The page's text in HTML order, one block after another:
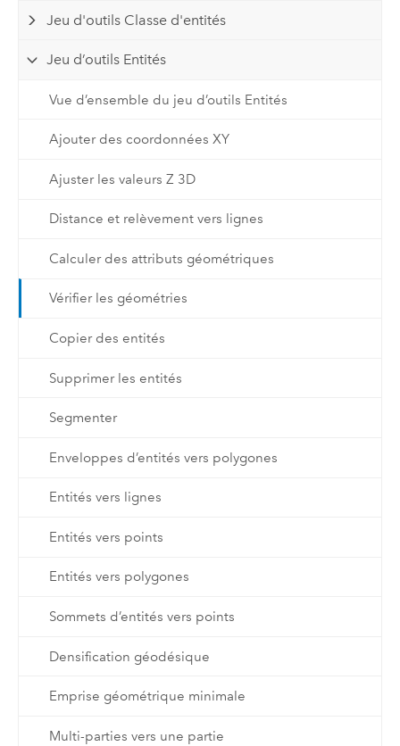
Jeu d'outils Classe d'entités
Jeu d’outils Entités
Vue d’ensemble du jeu d’outils Entités
Ajouter des coordonnées XY
Ajuster les valeurs Z 3D
Distance et relèvement vers lignes
Calculer des attributs géométriques
Vérifier les géométries
Copier des entités
Supprimer les entités
Segmenter
Enveloppes d’entités vers polygones
Entités vers lignes
Entités vers points
Entités vers polygones
Sommets d’entités vers points
Densification géodésique
Emprise géométrique minimale
Multi-parties vers une partie